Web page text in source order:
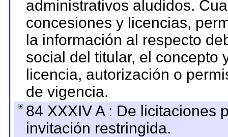
administrativos aludidos.
concesiones y licencias,
la información al respecto
social del titular, el concepto
licencia, autorización o
de vigencia.
84 XXXIV A : De licitaciones
invitación restringida.